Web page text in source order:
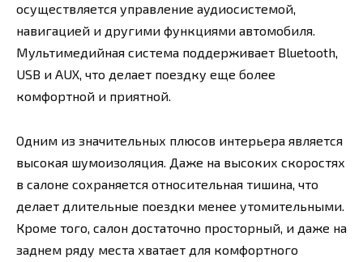
осуществляется управление аудиосистемой,
навигацией и другими функциями автомобиля.
Мультимедийная система поддерживает Bluetooth,
USB и AUX, что делает поездку еще более
комфортной и приятной.
Одним из значительных плюсов интерьера является
высокая шумоизоляция. Даже на высоких скоростях
в салоне сохраняется относительная тишина, что
делает длительные поездки менее утомительными.
Кроме того, салон достаточно просторный, и даже на
заднем ряду места хватает для комфортного